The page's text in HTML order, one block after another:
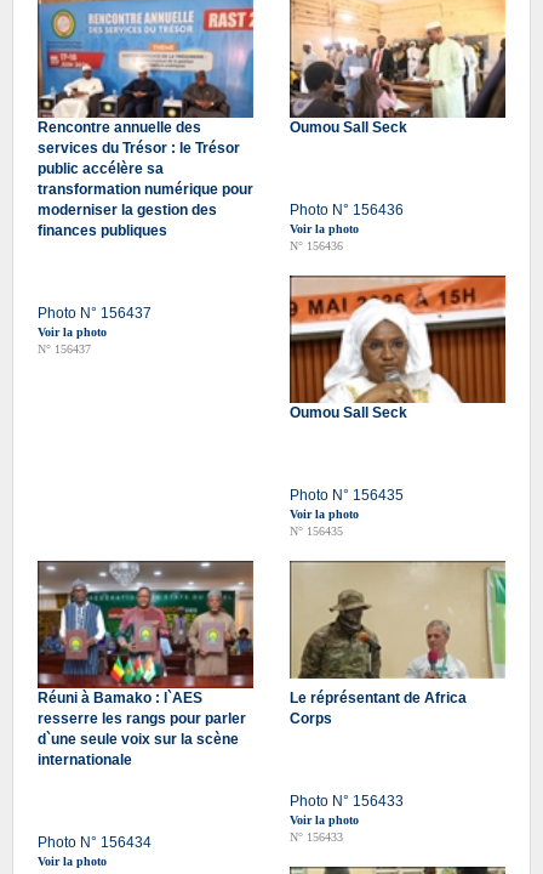
Rencontre annuelle des
services du Trésor : le Trésor
public accélère sa
transformation numérique pour
moderniser la gestion des
finances publiques
Photo N° 156437
Voir la photo
N° 156437
Oumou Sall Seck
Photo N° 156436
Voir la photo
N° 156436
Oumou Sall Seck
Photo N° 156435
Voir la photo
N° 156435
Réuni à Bamako : l`AES
resserre les rangs pour parler
d`une seule voix sur la scène
internationale
Photo N° 156434
Voir la photo
Le réprésentant de Africa
Corps
Photo N° 156433
Voir la photo
N° 156433